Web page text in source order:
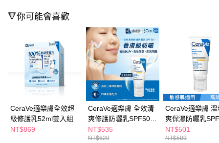
後付繳納相關費用。
是否繳費成功／繳費後需取消欲退款等相關疑問，請聯繫「AFTEE先享後付
客戶支援中心」https://netprotections.freshdesk.com/support/home
【注意事項】
１．透過由恩沛科技股份有限公司提供之「AFTEE先享後付」服務完成之交
易，需依本服務之必要範圍內提供個人資料，並將交易相關給付款項請求債
權轉讓予恩沛科技股份有限公司。
２．關於個人資料處理事宜，請瀏覽以下網址：
https://aftee.tw/terms/#terms3
３．未成年的使用者請事先徵得法定代理人或監護人之同意方可使用
「AFTEE先享後付」，若未經同意申辦者引起之損失，本公司不負相關責
任。
４．使用「AFTEE先享後付」時，將依據個別帳號之用戶狀況，依本公司即
每筆NT$65，滿NT$490(含以上)免運費
7-11取貨付款
每筆NT$65，滿NT$490(含以上)免運費
付款後7-11取貨
每筆NT$65，滿NT$490(含以上)免運費
宅配(本島)
每筆NT$100，滿NT$790(含以上)免運費
🔻你可能會喜歡
CeraVe適樂膚全效超
級修護乳52ml雙入組
NT$869
CeraVe適樂膚 全效清
爽修護防曬乳SPF50
52ml
NT$535
NT$629
CeraVe適樂膚 溫
爽保濕防曬乳
52ml
NT$501
NT$589